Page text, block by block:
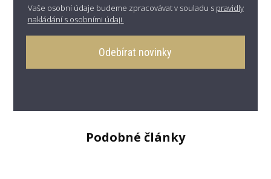
Vaše osobní údaje budeme zpracovávat v souladu s pravidly
nakládání s osobními údaji.
Odebírat novinky
Podobné články